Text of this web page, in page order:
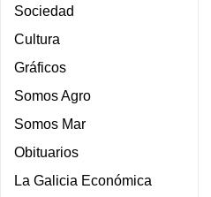
Sociedad
Cultura
Gráficos
Somos Agro
Somos Mar
Obituarios
La Galicia Económica